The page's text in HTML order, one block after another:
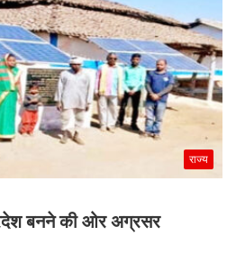
राज्य
बनने की ओर अग्रसर